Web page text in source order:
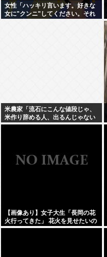
女性「ハッキリ言います。好きな
女に"クンニ"してください。それ
米農家「流石にこんな値段じゃ、
米作り辞める人、出るんじゃない
かなあ？？」
【画像あり】女子大生「長岡の花
火行ってきた」 花火を見せたいの
か自分を見せたいのかどっちだ